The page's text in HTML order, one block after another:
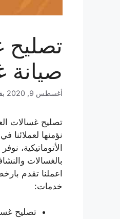
صيانة
أغسطس 9, 2020
تصليح غسالات
نؤمنها لعملائنا
بالغسالات
اعملنا تقدم
خدمات:
تصليح